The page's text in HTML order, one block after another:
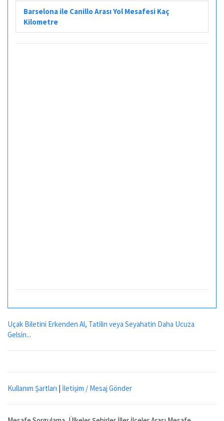
Barselona ile Canillo Arası Yol Mesafesi Kaç
Kilometre
Uçak Biletini Erkenden Al, Tatilin veya Seyahatin Daha Ucuza
Gelsin...
Kullanım Şartları | İletişim / Mesaj Gönder